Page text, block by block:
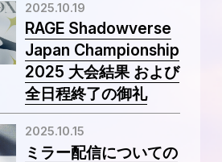
2025.10.19
RAGE Shadowverse
Japan Championship
2025 大会結果 および
全日程終了の御礼
2025.10.15
ミラー配信についての